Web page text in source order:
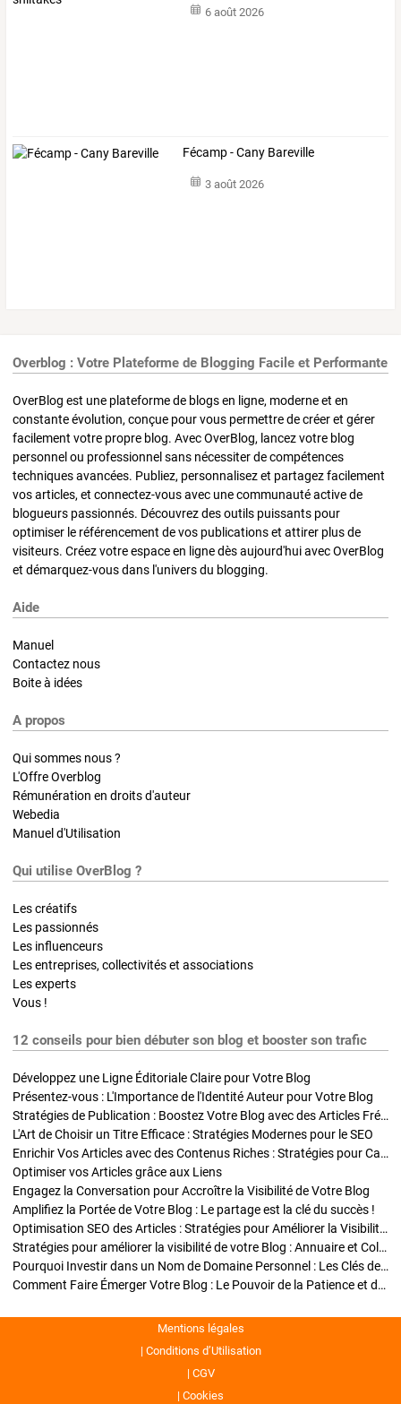
6 août 2026
Fécamp - Cany Bareville
3 août 2026
Overblog : Votre Plateforme de Blogging Facile et Performante
OverBlog est une plateforme de blogs en ligne, moderne et en
constante évolution, conçue pour vous permettre de créer et gérer
facilement votre propre blog. Avec OverBlog, lancez votre blog
personnel ou professionnel sans nécessiter de compétences
techniques avancées. Publiez, personnalisez et partagez facilement
vos articles, et connectez-vous avec une communauté active de
blogueurs passionnés. Découvrez des outils puissants pour
optimiser le référencement de vos publications et attirer plus de
visiteurs. Créez votre espace en ligne dès aujourd'hui avec OverBlog
et démarquez-vous dans l'univers du blogging.
Aide
Manuel
Contactez nous
Boite à idées
A propos
Qui sommes nous ?
L'Offre Overblog
Rémunération en droits d'auteur
Webedia
Manuel d'Utilisation
Qui utilise OverBlog ?
Les créatifs
Les passionnés
Les influenceurs
Les entreprises, collectivités et associations
Les experts
Vous !
12 conseils pour bien débuter son blog et booster son trafic
Développez une Ligne Éditoriale Claire pour Votre Blog
Présentez-vous : L'Importance de l'Identité Auteur pour Votre Blog
Stratégies de Publication : Boostez Votre Blog avec des Articles Fréquents et Exclusifs
L'Art de Choisir un Titre Efficace : Stratégies Modernes pour le SEO
Enrichir Vos Articles avec des Contenus Riches : Stratégies pour Captiver et Optimiser
Optimiser vos Articles grâce aux Liens
Engagez la Conversation pour Accroître la Visibilité de Votre Blog
Amplifiez la Portée de Votre Blog : Le partage est la clé du succès !
Optimisation SEO des Articles : Stratégies pour Améliorer la Visibilité de Votre Blog
Stratégies pour améliorer la visibilité de votre Blog : Annuaire et Collaborations
Pourquoi Investir dans un Nom de Domaine Personnel : Les Clés de la Réussite de Votre Blog
Comment Faire Émerger Votre Blog : Le Pouvoir de la Patience et de la Persévérance
Mentions légales
Conditions d’Utilisation
CGV
Cookies